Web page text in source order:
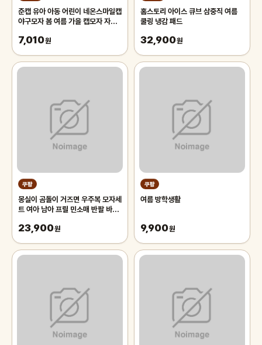
준캡 유아 아동 어린이 네온스마일캡
야구모자 봄 여름 가을 캡모자 자외
7,010원
홈스토리 아이스 큐브 삼중직 여름
쿨링 냉감 패드
32,900원
쿠팡
몽실이 곰돌이 거즈면 우주복 모자세
트 여아 남아 프릴 민소매 반팔 바디
23,900원
쿠팡
여름 방학생활
9,900원